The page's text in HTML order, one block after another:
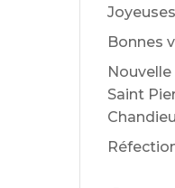
Bonnes
Saint
Chandieu